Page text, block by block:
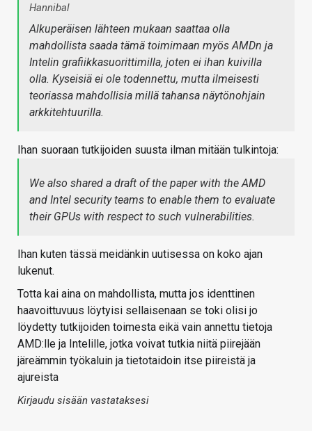
Hannibal
Alkuperäisen lähteen mukaan saattaa olla
mahdollista saada tämä toimimaan myös AMDn ja
Intelin grafiikkasuorittimilla, joten ei ihan kuivilla
olla. Kyseisiä ei ole todennettu, mutta ilmeisesti
teoriassa mahdollisia millä tahansa näytönohjain
arkkitehtuurilla.
Ihan suoraan tutkijoiden suusta ilman mitään tulkintoja:
We also shared a draft of the paper with the AMD
and Intel security teams to enable them to evaluate
their GPUs with respect to such vulnerabilities.
Ihan kuten tässä meidänkin uutisessa on koko ajan
lukenut.
Totta kai aina on mahdollista, mutta jos identtinen
haavoittuvuus löytyisi sellaisenaan se toki olisi jo
löydetty tutkijoiden toimesta eikä vain annettu tietoja
AMD:lle ja Intelille, jotka voivat tutkia niitä piirejään
järeämmin työkaluin ja tietotaidoin itse piireistä ja
ajureista
Kirjaudu sisään vastataksesi